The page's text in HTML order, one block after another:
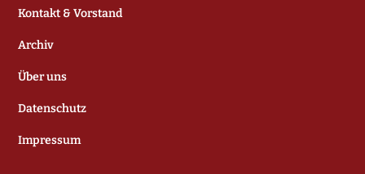
Kontakt & Vorstand
Archiv
Über uns
Datenschutz
Impressum